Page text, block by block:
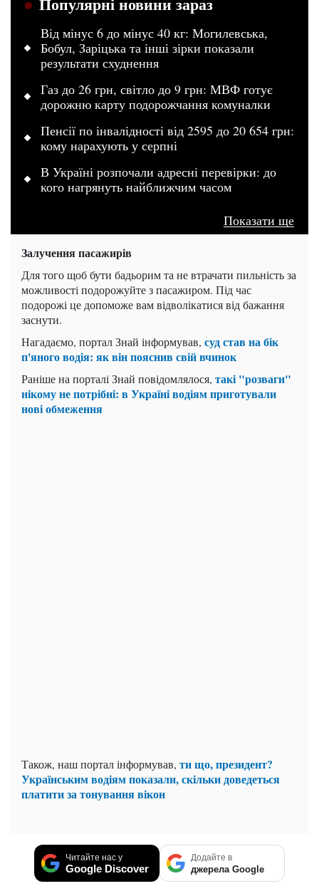
Від мінус 6 до мінус 40 кг: Могилевська,
Бобул, Заріцька та інші зірки показали
результати схуднення
Газ до 26 грн, світло до 9 грн: МВФ готує
дорожню карту подорожчання комуналки
Пенсії по інвалідності від 2595 до 20 654 грн:
кому нарахують у серпні
В Україні розпочали адресні перевірки: до
кого нагрянуть найближчим часом
Показати ще
Залучення пасажирів
Для того щоб бути бадьорим та не втрачати пильність за
можливості подорожуйте з пасажиром. Під час
подорожі це допоможе вам відволікатися від бажання
заснути.
Нагадаємо, портал Знай інформував, суд став на бік
п'яного водія: як він пояснив свій вчинок
Раніше на порталі Знай повідомлялося, такі "розваги"
нікому не потрібні: в Україні водіям приготували
нові обмеження
Також, наш портал інформував, ти що, президент?
Українським водіям показали, скільки доведеться
платити за тонування вікон
Читайте нас у
Google Discover
Додайте в
джерела Google